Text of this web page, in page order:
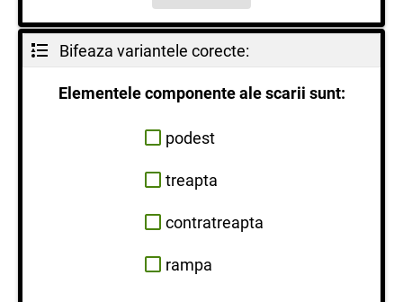
Bifeaza variantele corecte:
Elementele componente ale scarii sunt:
podest
treapta
contratreapta
rampa